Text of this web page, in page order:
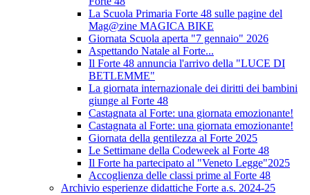
La Scuola Primaria Forte 48 sulle pagine del
Mag@zine MAGICA BIKE
Giornata Scuola aperta "7 gennaio" 2026
Aspettando Natale al Forte...
Il Forte 48 annuncia l'arrivo della "LUCE DI
BETLEMME"
La giornata internazionale dei diritti dei bambini
giunge al Forte 48
Castagnata al Forte: una giornata emozionante!
Castagnata al Forte: una giornata emozionante!
Giornata della gentilezza al Forte 2025
Le Settimane della Codeweek al Forte 48
Il Forte ha partecipato al "Veneto Legge"2025
Accoglienza delle classi prime al Forte 48
Archivio esperienze didattiche Forte a.s. 2024-25